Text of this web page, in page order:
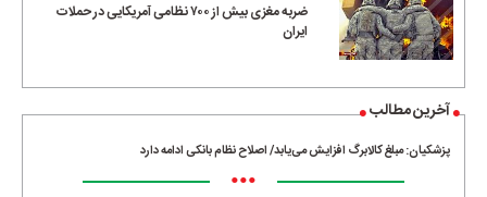
ضربه مغزی بیش از ۷۰۰ نظامی آمریکایی در حملات
ایران
آخرین مطالب
پزشکیان: مبلغ کالابرگ افزایش می‌یابد/ اصلاح نظام بانکی ادامه دارد
•••